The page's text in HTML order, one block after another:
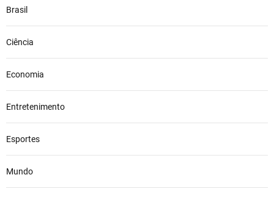
Brasil
Ciência
Economia
Entretenimento
Esportes
Mundo